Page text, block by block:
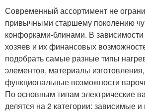
Современный ассортимент не
привычными старшему поколению
конфорками-блинами. В зависимости
хозяев и их финансовых
подобрать самые разные типы
элементов, материалы
функциональные возможности
По основным типам электрические
делятся на 2 категории: зависимые